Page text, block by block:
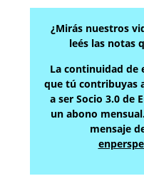
¿Mirás nuestros
leés las notas
La continuidad de
que tú contribuyas
a ser Socio 3.0 de
un abono
mensaje